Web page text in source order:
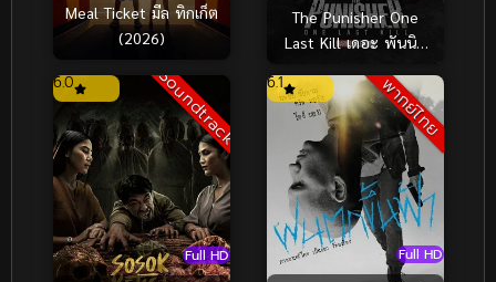
Meal Ticket มีล ทิกเก็ต
(2026)
The Punisher One
Last Kill เดอะ พันนิช
Soundtrack
Full HD
6.0 พากย์ไทย
Full HD
6.1